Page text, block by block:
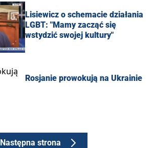
Lisiewicz o schemacie działania
LGBT: "Mamy zacząć się
wstydzić swojej kultury"
Rosjanie prowokują na Ukrainie
Następna strona